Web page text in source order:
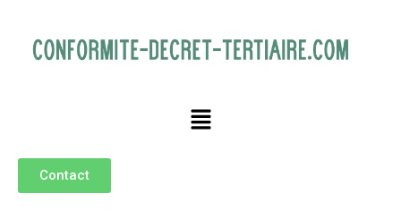
contenu
Menu
Contact